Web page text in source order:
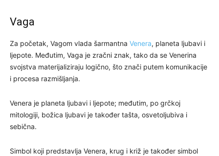
Vaga
Za početak, Vagom vlada šarmantna Venera, planeta ljubavi i
ljepote. Međutim, Vaga je zračni znak, tako da se Venerina
svojstva materijaliziraju logično, što znači putem komunikacije
i procesa razmišljanja.
Venera je planeta ljubavi i ljepote; međutim, po grčkoj
mitologiji, božica ljubavi je također tašta, osvetoljubiva i
sebična.
Simbol koji predstavlja Venera, krug i križ je također simbol